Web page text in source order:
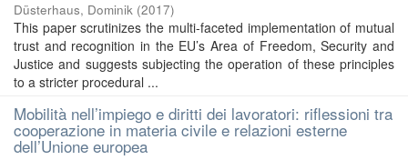
Düsterhaus, Dominik (2017)
This paper scrutinizes the multi-faceted implementation of mutual
trust and recognition in the EU’s Area of Freedom, Security and
Justice and suggests subjecting the operation of these principles
to a stricter procedural ...
Mobilità nell’impiego e diritti dei lavoratori: riflessioni tra
cooperazione in materia civile e relazioni esterne
dell’Unione europea